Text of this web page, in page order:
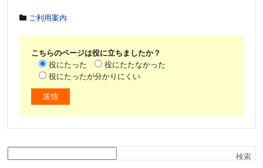
ご利用案内
こちらのページは役に立ちましたか？
役にたった
役にたたなかった
役にたったが分かりにくい
検索